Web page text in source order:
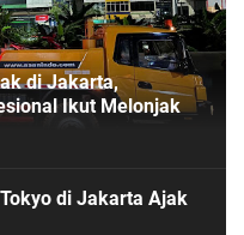
di Jakarta,
Ikut Melonjak
di Jakarta Ajak